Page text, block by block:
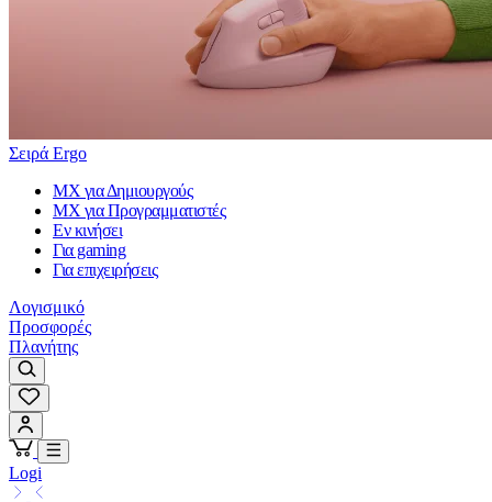
Σειρά Ergo
MX για Δημιουργούς
MX για Προγραμματιστές
Εν κινήσει
Για gaming
Για επιχειρήσεις
Λογισμικό
Προσφορές
Πλανήτης
Logi